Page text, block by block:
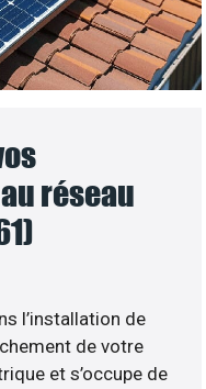
réseau
l’installation de
de votre
et s’occupe de